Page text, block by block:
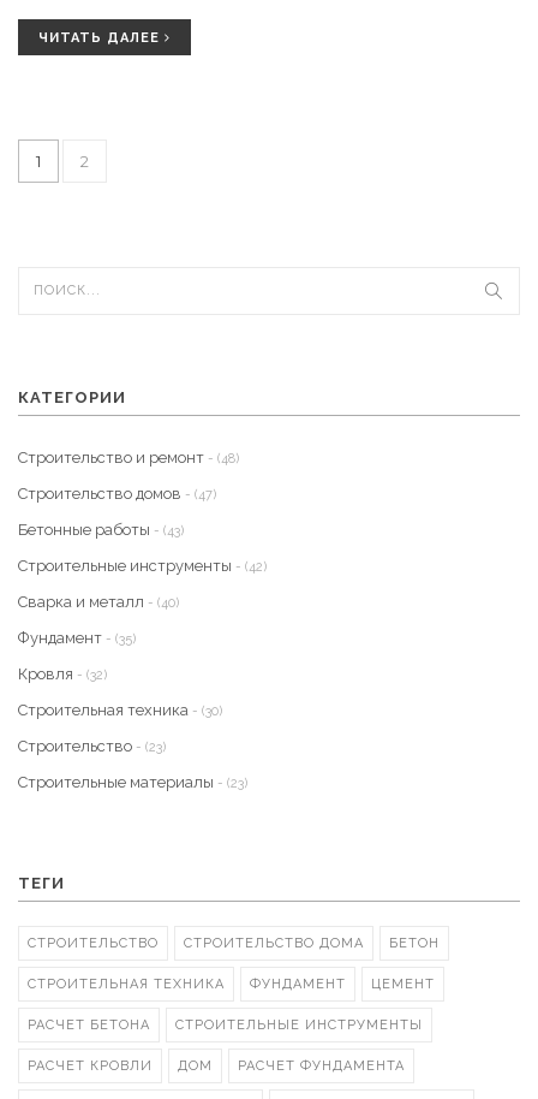
ЧИТАТЬ ДАЛЕЕ
1 2
КАТЕГОРИИ
Строительство и ремонт - (48)
Строительство домов - (47)
Бетонные работы - (43)
Строительные инструменты - (42)
Сварка и металл - (40)
Фундамент - (35)
Кровля - (32)
Строительная техника - (30)
Строительство - (23)
Строительные материалы - (23)
ТЕГИ
СТРОИТЕЛЬСТВО СТРОИТЕЛЬСТВО ДОМА БЕТОН
СТРОИТЕЛЬНАЯ ТЕХНИКА ФУНДАМЕНТ ЦЕМЕНТ
РАСЧЕТ БЕТОНА СТРОИТЕЛЬНЫЕ ИНСТРУМЕНТЫ
РАСЧЕТ КРОВЛИ ДОМ РАСЧЕТ ФУНДАМЕНТА